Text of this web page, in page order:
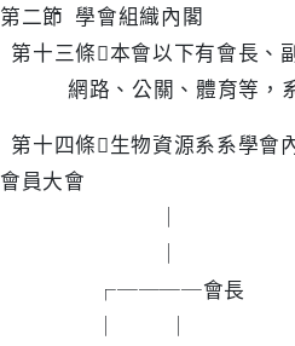
第二節 學會組織內閣
第十三條本會以下有會長、
網路、公關、體育等，系
第十四條生物資源系系學會
會員大會
│
│
┌────會長
│ │